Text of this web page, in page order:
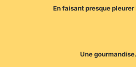
En faisant presque pleurer
Une gourmandise.